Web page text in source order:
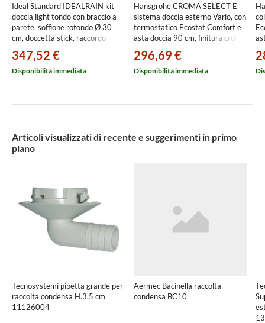
Ideal Standard IDEALRAIN kit
doccia light tondo con braccio a
parete, soffione rotondo Ø 30
cm, doccetta stick, raccordo
flessibile 175 cm, finitura cromo
BD825AA
347,52 €
Disponibilità immediata
Hansgrohe CROMA SELECT E
sistema doccia esterno Vario, con
termostatico Ecostat Comfort e
asta doccia 90 cm, finitura cromo
296,69 €
Disponibilità immediata
Articoli visualizzati di recente e suggerimenti in primo
piano
Tecnosystemi pipetta grande per
raccolta condensa H.3.5 cm
11126004
Aermec Bacinella raccolta
condensa BC10